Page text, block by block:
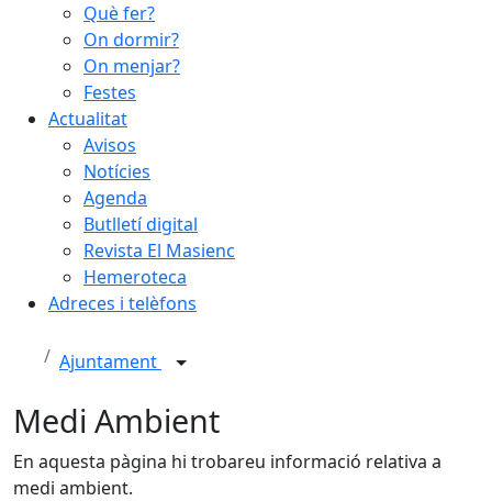
Què fer?
On dormir?
On menjar?
Festes
Actualitat
Avisos
Notícies
Agenda
Butlletí digital
Revista El Masienc
Hemeroteca
Adreces i telèfons
Ajuntament
Medi Ambient
En aquesta pàgina hi trobareu informació relativa a
medi ambient.